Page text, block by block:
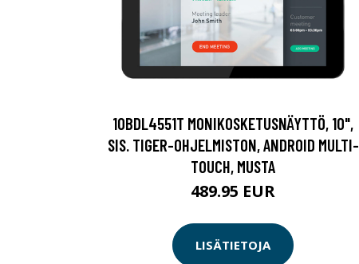
10BDL4551T MONIKOSKETUSNÄYTTÖ, 10",
SIS. TIGER-OHJELMISTON, ANDROID MULTI-
TOUCH, MUSTA
489.95 EUR
LISÄTIETOJA